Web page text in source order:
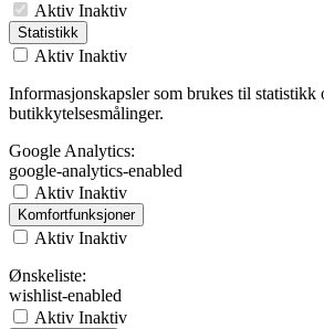
Aktiv Inaktiv
Statistikk
Aktiv Inaktiv
Informasjonskapsler som brukes til statistikk
butikkytelsesmålinger.
Google Analytics:
google-analytics-enabled
Aktiv Inaktiv
Komfortfunksjoner
Aktiv Inaktiv
Ønskeliste:
wishlist-enabled
Aktiv Inaktiv